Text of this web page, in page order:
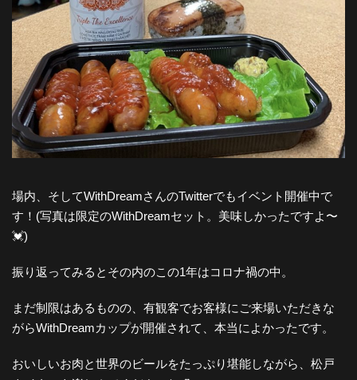
場内、そしてWithDreamさんのTwitterでもイベント開催中で
す！(写真は限定のWithDreamセット。美味しかったですよ〜
💓)
振り返ってみるとその内のこの1年はコロナ禍の中。
まだ制限はあるものの、有観客でお客様にご来場いただきな
がらWithDreamカップが開催されて、本当によかったです。
おいしいお肉と世界のビールをたっぷり堪能しながら、松戸